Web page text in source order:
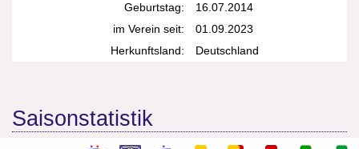
Geburtstag:
16.07.2014
im Verein seit:
01.09.2023
Herkunftsland:
Deutschland
Saisonstatistik